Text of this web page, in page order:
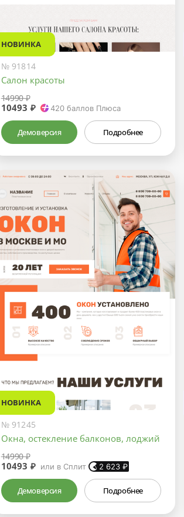
НОВИНКА
№ 91814
Салон красоты
14990 ₽
10493 ₽ 420 баллов Плюса
Демоверсия Подробнее
НОВИНКА
№ 91245
Окна, остекление балконов, лоджий
14990 ₽
10493 ₽ или в Сплит 2 623 ₽
Демоверсия Подробнее